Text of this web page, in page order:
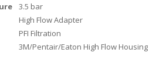
3.5 bar
High Flow Adapter
PFI Filtration
3M/Pentair/Eaton High Flow Housing